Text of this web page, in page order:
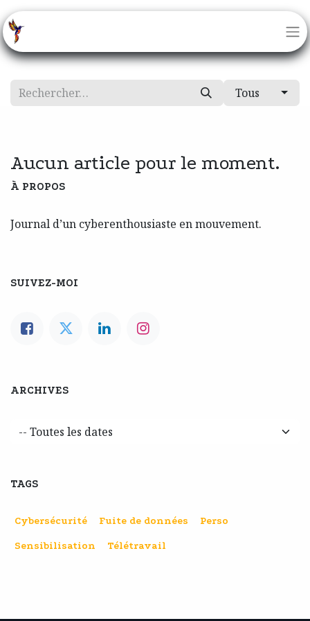
Tous
Aucun article pour le moment.
À PROPOS
Journal d’un cyberenthousiaste en mouvement.
SUIVEZ-MOI
ARCHIVES
TAGS
Cybersécurité Fuite de données Perso
Sensibilisation Télétravail